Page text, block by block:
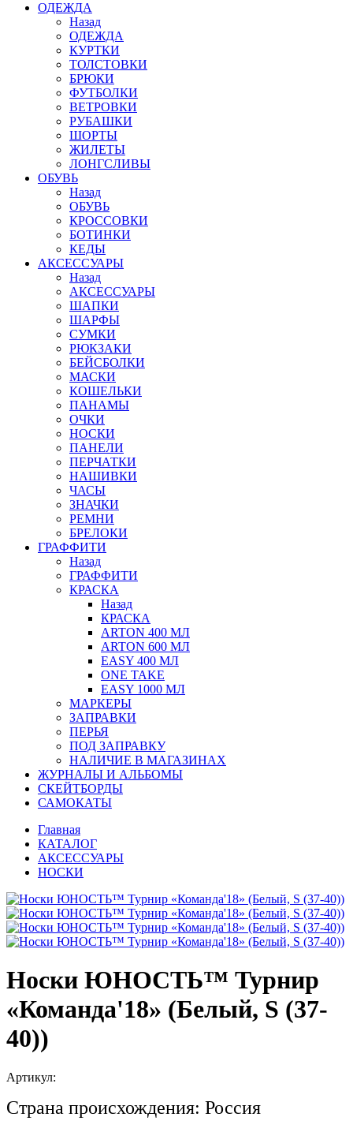
ОДЕЖДА
Назад
ОДЕЖДА
КУРТКИ
ТОЛСТОВКИ
БРЮКИ
ФУТБОЛКИ
ВЕТРОВКИ
РУБАШКИ
ШОРТЫ
ЖИЛЕТЫ
ЛОНГСЛИВЫ
ОБУВЬ
Назад
ОБУВЬ
КРОССОВКИ
БОТИНКИ
КЕДЫ
АКСЕССУАРЫ
Назад
АКСЕССУАРЫ
ШАПКИ
ШАРФЫ
СУМКИ
РЮКЗАКИ
БЕЙСБОЛКИ
МАСКИ
КОШЕЛЬКИ
ПАНАМЫ
ОЧКИ
НОСКИ
ПАНЕЛИ
ПЕРЧАТКИ
НАШИВКИ
ЧАСЫ
ЗНАЧКИ
РЕМНИ
БРЕЛОКИ
ГРАФФИТИ
Назад
ГРАФФИТИ
КРАСКА
Назад
КРАСКА
ARTON 400 МЛ
ARTON 600 МЛ
EASY 400 МЛ
ONE TAKE
EASY 1000 МЛ
МАРКЕРЫ
ЗАПРАВКИ
ПЕРЬЯ
ПОД ЗАПРАВКУ
НАЛИЧИЕ В МАГАЗИНАХ
ЖУРНАЛЫ И АЛЬБОМЫ
СКЕЙТБОРДЫ
САМОКАТЫ
Главная
КАТАЛОГ
АКСЕССУАРЫ
НОСКИ
Носки ЮНОСТЬ™ Турнир
«Команда'18» (Белый, S (37-
40))
Артикул:
Страна происхождения: Россия